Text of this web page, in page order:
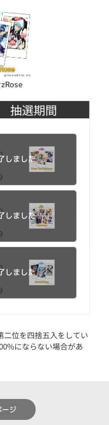
抽選期間
しました
しました
しました
位を四捨五入をしてい
にならない場合があ
ージ